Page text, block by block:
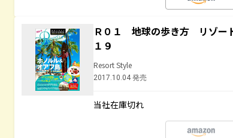
Ｒ０１ 地球の歩き方 リゾー
１９
Resort Style
2017.10.04 発売
当社在庫切れ